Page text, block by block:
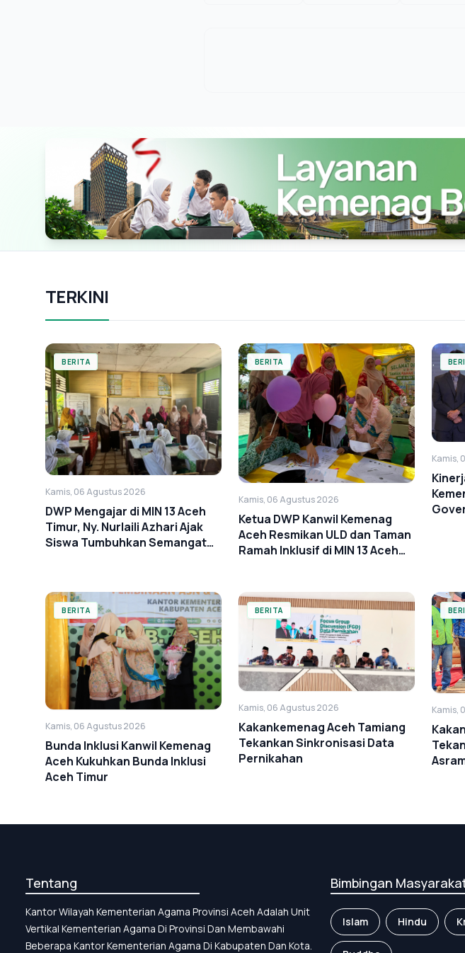
TERKINI
BERITA
Kamis, 06 Agustus 2026
DWP Mengajar di MIN 13 Aceh
Timur, Ny. Nurlaili Azhari Ajak
Siswa Tumbuhkan Semangat
BERITA
Kamis, 06 Agustus 2026
Ketua DWP Kanwil Kemenag
Aceh Resmikan ULD dan Taman
Ramah Inklusif di MIN 13 Aceh
Kamis,
BERITA
Kamis, 06 Agustus 2026
Bunda Inklusi Kanwil Kemenag
Aceh Kukuhkan Bunda Inklusi
Aceh Timur
BERITA
Kamis, 06 Agustus 2026
Kakankemenag Aceh Tamiang
Tekankan Sinkronisasi Data
Pernikahan
Kamis,
Tentang
Kantor Wilayah Kementerian Agama Provinsi Aceh Adalah Unit
Vertikal Kementerian Agama Di Provinsi Dan Membawahi
Beberapa Kantor Kementerian Agama Di Kabupaten Dan Kota.
Bimbingan
Islam Hindu